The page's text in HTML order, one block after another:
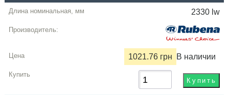
2330 lw
1021.76 грн В наличии